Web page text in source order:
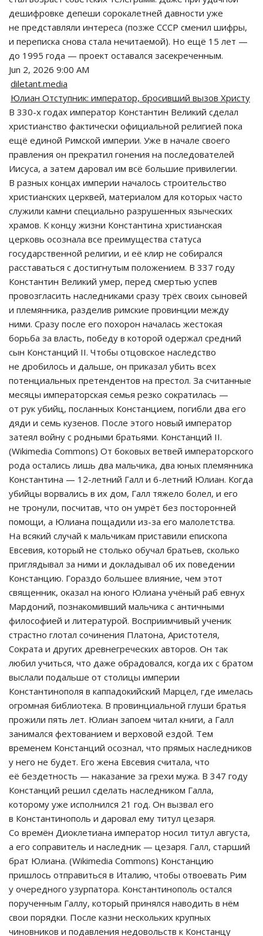
дешифровке депеши сорокалетней давности уже
не представляли интереса (позже СССР сменил шифры,
и переписка снова стала нечитаемой). Но ещё 15 лет —
до 1995 года — проект оставался засекреченным.
Jun 2, 2026 9:00 AM
diletant.media
Юлиан Отступник: император, бросивший вызов Христу
В 330-х годах император Константин Великий сделал
христианство фактически официальной религией пока
ещё единой Римской империи. Уже в начале своего
правления он прекратил гонения на последователей
Иисуса, а затем даровал им всё большие привилегии.
В разных концах империи началось строительство
христианских церквей, материалом для которых часто
служили камни специально разрушенных языческих
храмов. К концу жизни Константина христианская
церковь осознала все преимущества статуса
государственной религии, и её клир не собирался
расставаться с достигнутым положением. В 337 году
Константин Великий умер, перед смертью успев
провозгласить наследниками сразу трёх своих сыновей
и племянника, разделив римские провинции между
ними. Сразу после его похорон началась жестокая
борьба за власть, победу в которой одержал средний
сын Констанций II. Чтобы отцовское наследство
не дробилось и дальше, он приказал убить всех
потенциальных претендентов на престол. За считанные
месяцы императорская семья резко сократилась —
от рук убийц, посланных Констанцием, погибли два его
дяди и семь кузенов. После этого новый император
затеял войну с родными братьями. Констанций II.
(Wikimedia Commons) От боковых ветвей императорского
рода остались лишь два мальчика, два юных племянника
Константина — 12-летний Галл и 6-летний Юлиан. Когда
убийцы ворвались в их дом, Галл тяжело болел, и его
не тронули, посчитав, что он умрёт без посторонней
помощи, а Юлиана пощадили из-за его малолетства.
На всякий случай к мальчикам приставили епископа
Евсевия, который не столько обучал братьев, сколько
приглядывал за ними и докладывал об их поведении
Констанцию. Гораздо большее влияние, чем этот
священник, оказал на юного Юлиана учёный раб евнух
Мардоний, познакомивший мальчика с античными
философией и литературой. Восприимчивый ученик
страстно глотал сочинения Платона, Аристотеля,
Сократа и других древнегреческих авторов. Он так
любил учиться, что даже обрадовался, когда их с братом
выслали подальше от столицы империи
Константинополя в каппадокийский Марцел, где имелась
огромная библиотека. В провинциальной глуши братья
прожили пять лет. Юлиан запоем читал книги, а Галл
занимался фехтованием и верховой ездой. Тем
временем Констанций осознал, что прямых наследников
у него не будет. Его жена Евсевия считала, что
её бездетность — наказание за грехи мужа. В 347 году
Констанций решил сделать наследником Галла,
которому уже исполнился 21 год. Он вызвал его
в Константинополь и даровал ему титул цезаря.
Со времён Диоклетиана император носил титул августа,
а его соправитель и наследник — цезаря. Галл, старший
брат Юлиана. (Wikimedia Commons) Констанцию
пришлось отправиться в Италию, чтобы отвоевать Рим
у очередного узурпатора. Константинополь остался
порученным Галлу, который принялся наводить в нём
свои порядки. После казни нескольких крупных
чиновников и подавления недовольств к Констанцу